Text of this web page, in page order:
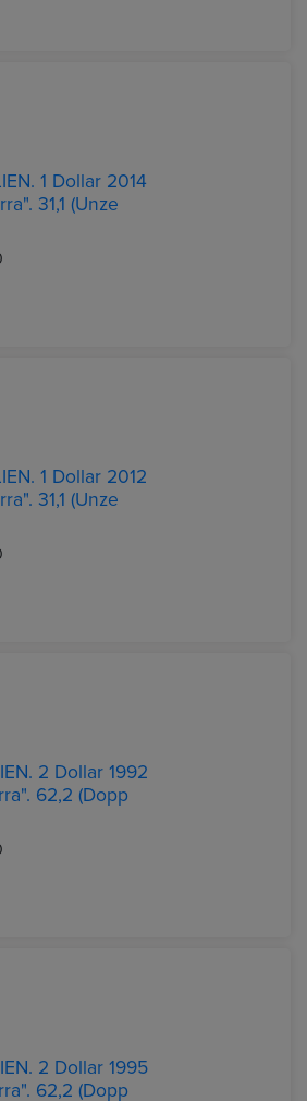
1 Dollar 2014
31,1 (Unze
1 Dollar 2012
31,1 (Unze
2 Dollar 1992
62,2 (Dopp
2 Dollar 1995
62,2 (Dopp